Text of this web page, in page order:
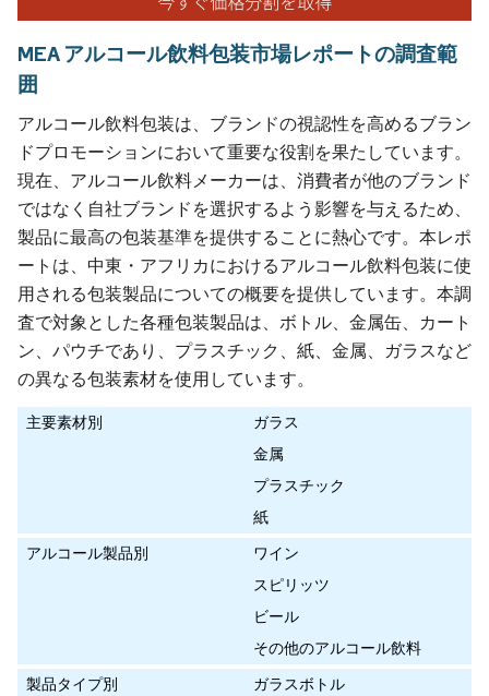
MEA アルコール飲料包装市場レポートの調査範
囲
アルコール飲料包装は、ブランドの視認性を高めるブラン
ドプロモーションにおいて重要な役割を果たしています。
現在、アルコール飲料メーカーは、消費者が他のブランド
ではなく自社ブランドを選択するよう影響を与えるため、
製品に最高の包装基準を提供することに熱心です。本レポ
ートは、中東・アフリカにおけるアルコール飲料包装に使
用される包装製品についての概要を提供しています。本調
査で対象とした各種包装製品は、ボトル、金属缶、カート
ン、パウチであり、プラスチック、紙、金属、ガラスなど
の異なる包装素材を使用しています。
主要素材別
ガラス
金属
プラスチック
紙
アルコール製品別
ワイン
スピリッツ
ビール
その他のアルコール飲料
製品タイプ別
ガラスボトル